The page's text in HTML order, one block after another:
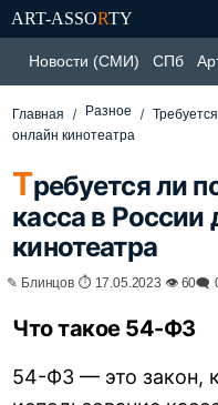
ART-ASSORTY
Новости (СМИ) СПб
Главная Разное
онлайн кинотеатра
Требуется ли
касса в России
кинотеатра
✎ Блинцов ⏱ 17.05.2023 👁 60🗨
Что такое 54-ФЗ
54-ФЗ — это закон,